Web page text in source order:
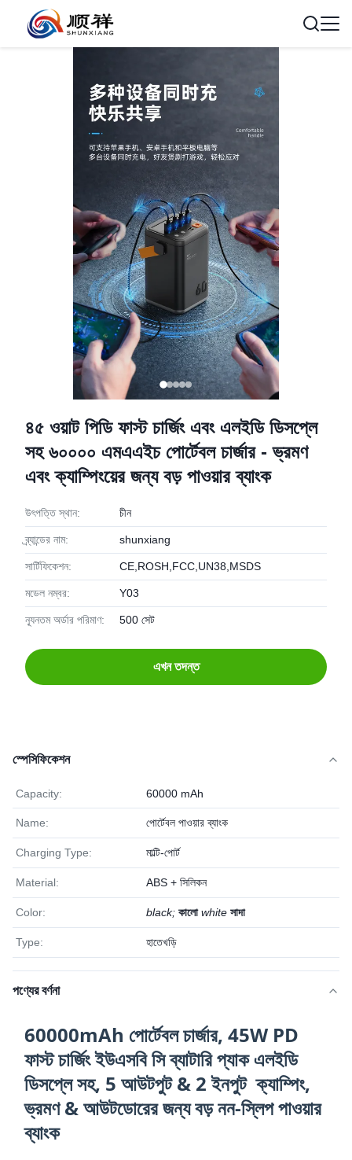
৪৫ ওয়াট পিডি ফাস্ট চার্জিং এবং এলইডি ডিসপ্লে
সহ ৬০০০০ এমএএইচ পোর্টেবল চার্জার - ভ্রমণ
এবং ক্যাম্পিংয়ের জন্য বড় পাওয়ার ব্যাংক
উৎপত্তি স্থান: চীন
ব্র্যান্ডের নাম: shunxiang
সার্টিফিকেশন: CE,ROSH,FCC,UN38,MSDS
মডেল নম্বর: Y03
ন্যূনতম অর্ডার পরিমাণ: 500 সেট
এখন তদন্ত
স্পেসিফিকেশন
Capacity: 60000 mAh
Name: পোর্টেবল পাওয়ার ব্যাংক
Charging Type: মাল্টি-পোর্ট
Material: ABS + সিলিকন
Color: black; কালো white সাদা
Type: হাতেখড়ি
পণ্যের বর্ণনা
60000mAh পোর্টেবল চার্জার, 45W PD
ফাস্ট চার্জিং ইউএসবি সি ব্যাটারি প্যাক এলইডি
ডিসপ্লে সহ, 5 আউটপুট & 2 ইনপুট ️ ক্যাম্পিং,
ভ্রমণ & আউটডোরের জন্য বড় নন-স্লিপ পাওয়ার
ব্যাংক